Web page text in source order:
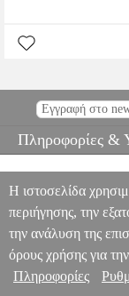
Πληροφορίες &
Η ιστοσελίδα
περιήγησης, την
την ανάλυση της
όρους χρήσης για
Πληροφορίες